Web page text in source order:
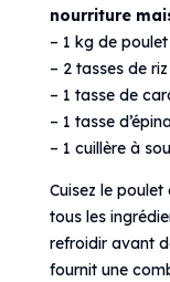
nourriture
– 1 kg de
– 2 tasses de
– 1 tasse de
– 1 tasse
– 1 cuillère à
Cuisez le
tous les
refroidir avant
fournit une